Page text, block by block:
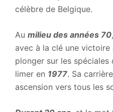
célèbre de Belgique.
Au milieu des années 70
avec à la clé une
plonger sur les spéciales
limer en 1977. Sa
ascension vers tous les